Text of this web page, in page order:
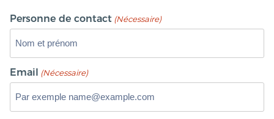
Personne de contact (Nécessaire)
Email (Nécessaire)